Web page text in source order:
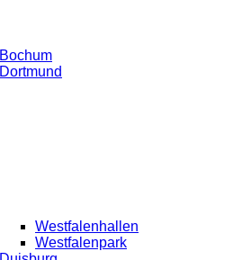
Bochum
Dortmund
Westfalenhallen
Westfalenpark